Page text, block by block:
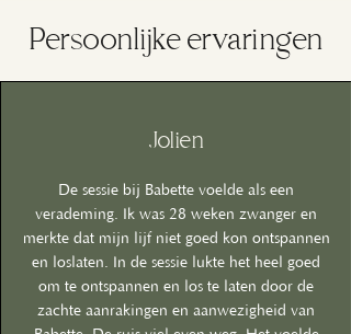
Persoonlijke ervaringen
Jolien
De sessie bij Babette voelde als een
verademing. Ik was 28 weken zwanger en
merkte dat mijn lijf niet goed kon ontspannen
en loslaten. In de sessie lukte het heel goed
om te ontspannen en los te laten door de
zachte aanrakingen en aanwezigheid van